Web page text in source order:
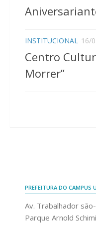
INSTITUCIONAL 16/
Centro
Morrer”
PREFEITURA DO CAMPUS
Av. Trabalhador
Parque Arnold